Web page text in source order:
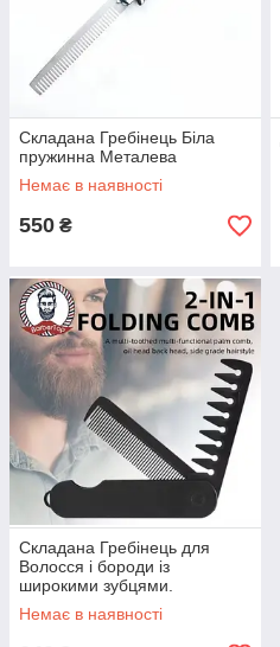
Складана Гребінець Біла
пружинна Металева
Немає в наявності
550 ₴
Складана Гребінець для
Волосся і бороди із
широкими зубцями.
Немає в наявності